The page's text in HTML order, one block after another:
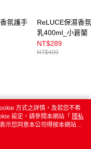
氛護手
ReLUCE保濕香
乳400ml_小蒼蘭
NT$289
NT$400
方式之詳情，及若您不希
設定，請參閱本網站「 隱私
示您同意本公司得按本網站使